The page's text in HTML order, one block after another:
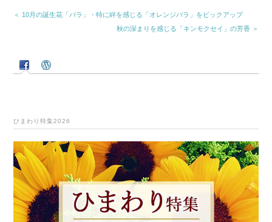
＜ 10月の誕生花「バラ」・特に絆を感じる「オレンジバラ」をピックアップ
秋の深まりを感じる「キンモクセイ」の芳香 ＞
ひまわり特集2026